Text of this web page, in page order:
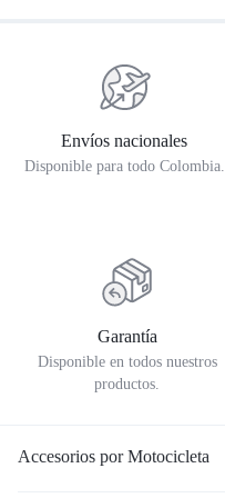
Envíos nacionales
Disponible para todo Colombia.
Garantía
Disponible en todos nuestros
productos.
Accesorios por Motocicleta